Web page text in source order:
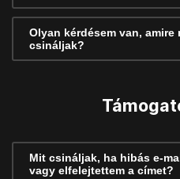
Olyan kérdésem van,
csináljak?
Mit csináljak, ha hibás e-
vagy elfelejtettem a címet?